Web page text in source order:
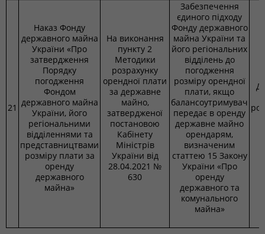
21
Наказ Фонду
державного майна
України «Про
затвердження
Порядку
погодження
Фондом
державного майна
України, його
регіональними
відділеннями та
представництвами
розміру плати за
оренду
державного
майна»
На виконання
пункту 2
Методики
розрахунку
орендної плати
за державне
майно,
затвердженої
постановою
Кабінету
Міністрів
України від
28.04.2021 №
630
Забезпечення
єдиного підходу
Фонду державного
майна України та
його регіональних
відділень до
погодження
розміру орендної
плати, якщо
балансоутримувач
передає в оренду
державне майно
орендарям,
визначеним
статтею 15 Закону
України «Про
оренду
державного та
комунального
майна»